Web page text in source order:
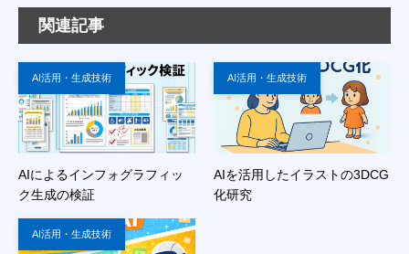
関連記事
AI活用・生成技術
AIによるインフォグラフィッ
ク生成の検証
AI活用・生成技術
AIを活用したイラストの3DCG
化研究
AI活用・生成技術